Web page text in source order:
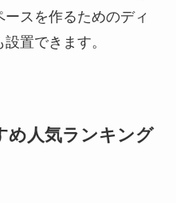
スを作るためのディ
置できます。
め人気ランキング